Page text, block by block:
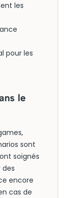
les
pour les
le
sont
soignés
des
encore
cas de